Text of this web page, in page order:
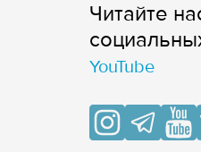
Читайте
YouTube